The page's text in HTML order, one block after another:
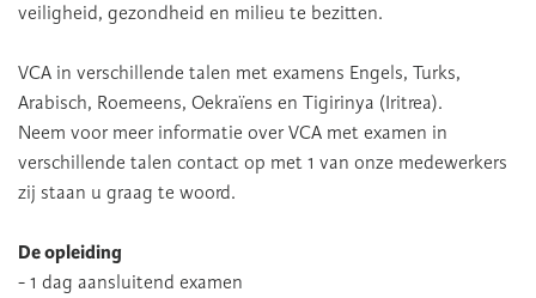
veiligheid, gezondheid en milieu te bezitten.
VCA in verschillende talen met examens Engels, Turks,
Arabisch, Roemeens, Oekraïens en Tigirinya (Iritrea).
Neem voor meer informatie over VCA met examen in
verschillende talen contact op met 1 van onze medewerkers
zij staan u graag te woord.
De opleiding
- 1 dag aansluitend examen